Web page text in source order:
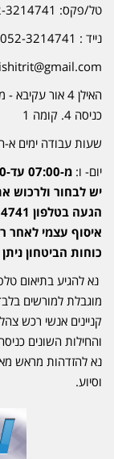
טל/פקס: 052-3214741
נייד : 052-3214741
כניסה 4. קומה 1
שעות עבודה ימים א-
יום- ו: מ-07:00 עד-15:00
יש לבחור ולרכוש
הגעה בטלפון 052-3214741
איסוף עצמי לאחר
כוחות הביטחון
נא להגיע בתיאום
מוגבלת למורשים
קניינים אנשי רכש
והחילות השונים
נא להזדהות מראש
וסיוע.